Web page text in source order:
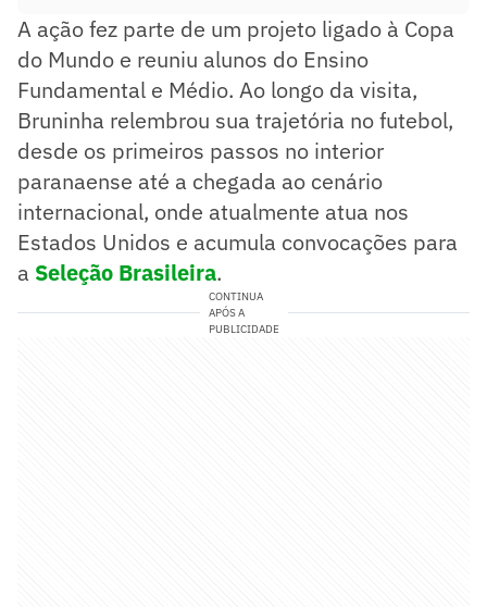
A ação fez parte de um projeto ligado à Copa
do Mundo e reuniu alunos do Ensino
Fundamental e Médio. Ao longo da visita,
Bruninha relembrou sua trajetória no futebol,
desde os primeiros passos no interior
paranaense até a chegada ao cenário
internacional, onde atualmente atua nos
Estados Unidos e acumula convocações para
a Seleção Brasileira.
CONTINUA
APÓS A
PUBLICIDADE